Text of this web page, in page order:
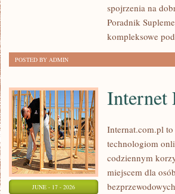
spojrzenia na
Poradnik
kompleksowe
POSTED BY ADMIN
JUNE - 17 - 2026
Internet
Internat.com.pl
technologiom
codziennym
miejscem dla